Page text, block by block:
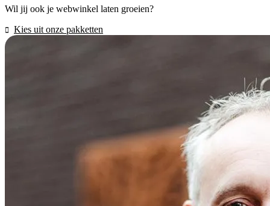
Wil jij ook je webwinkel laten groeien?
Kies uit onze pakketten